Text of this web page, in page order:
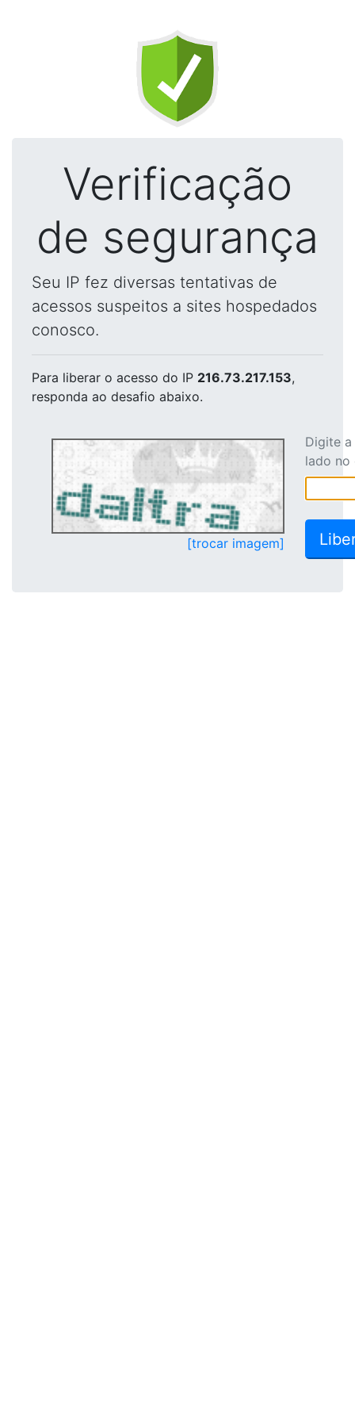
Verificação
de segurança
Seu IP fez diversas tentativas de
acessos suspeitos a sites hospedados
conosco.
Para liberar o acesso do IP 216.73.217.153,
responda ao desafio abaixo.
[trocar imagem]
Digite
lado no